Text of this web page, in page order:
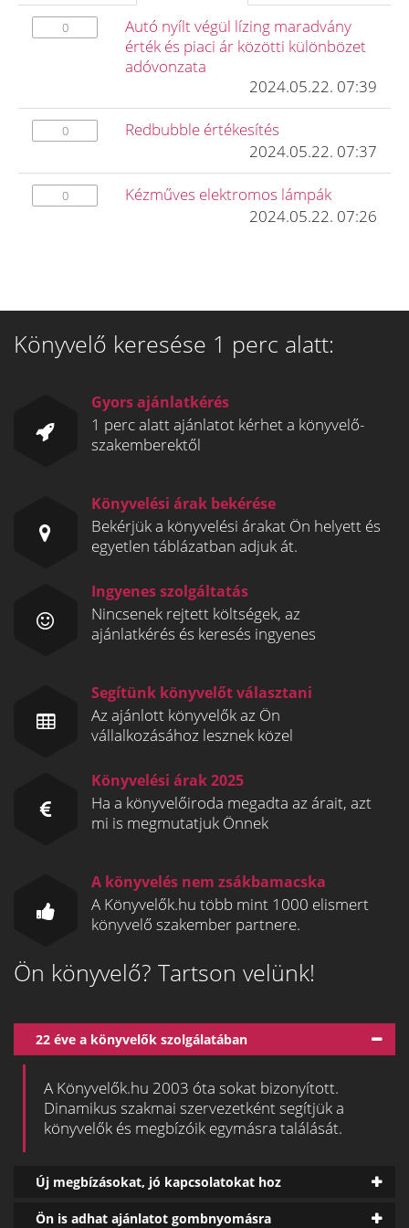
0
Autó nyílt végül lízing maradvány
érték és piaci ár közötti különbözet
adóvonzata
2024.05.22. 07:39
0
Redbubble értékesítés
2024.05.22. 07:37
0
Kézműves elektromos lámpák
2024.05.22. 07:26
Könyvelő keresése 1 perc alatt:
Gyors ajánlatkérés
1 perc alatt ajánlatot kérhet a könyvelő-
szakemberektől
Könyvelési árak bekérése
Bekérjük a könyvelési árakat Ön helyett és
egyetlen táblázatban adjuk át.
Ingyenes szolgáltatás
Nincsenek rejtett költségek, az
ajánlatkérés és keresés ingyenes
Segítünk könyvelőt választani
Az ajánlott könyvelők az Ön
vállalkozásához lesznek közel
Könyvelési árak 2025
Ha a könyvelőiroda megadta az árait, azt
mi is megmutatjuk Önnek
A könyvelés nem zsákbamacska
A Könyvelők.hu több mint 1000 elismert
könyvelő szakember partnere.
Ön könyvelő? Tartson velünk!
22 éve a könyvelők szolgálatában
A Könyvelők.hu 2003 óta sokat bizonyított.
Dinamikus szakmai szervezetként segítjük a
könyvelők és megbízóik egymásra találását.
Új megbízásokat, jó kapcsolatokat hoz
Ön is adhat ajánlatot gombnyomásra